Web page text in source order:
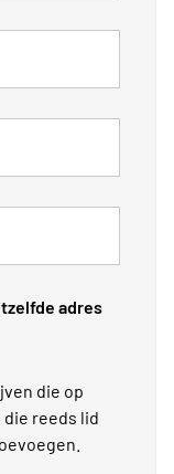
adres
die op
reeds lid